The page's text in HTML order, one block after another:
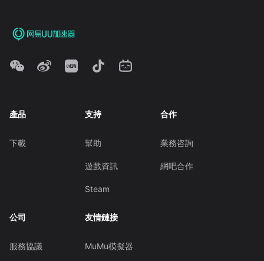
產品
下載
支持
幫助
遊戲資訊
Steam
合作
業務咨詢
網吧合作
公司
服務協議
友情鏈接
MuMu模擬器